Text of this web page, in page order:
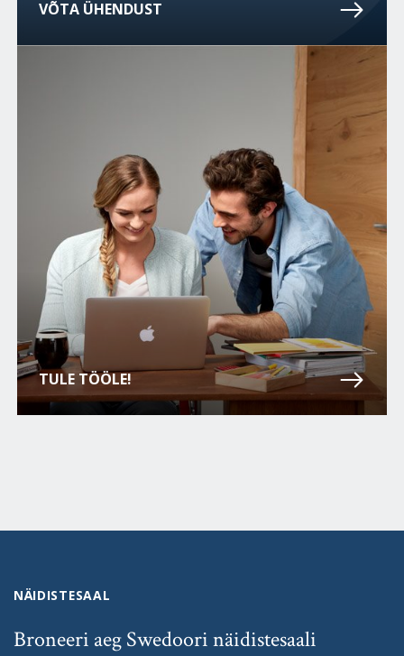
VÕTA ÜHENDUST
TULE TÖÖLE!
NÄIDISTESAAL
Broneeri aeg Swedoori näidistesaali